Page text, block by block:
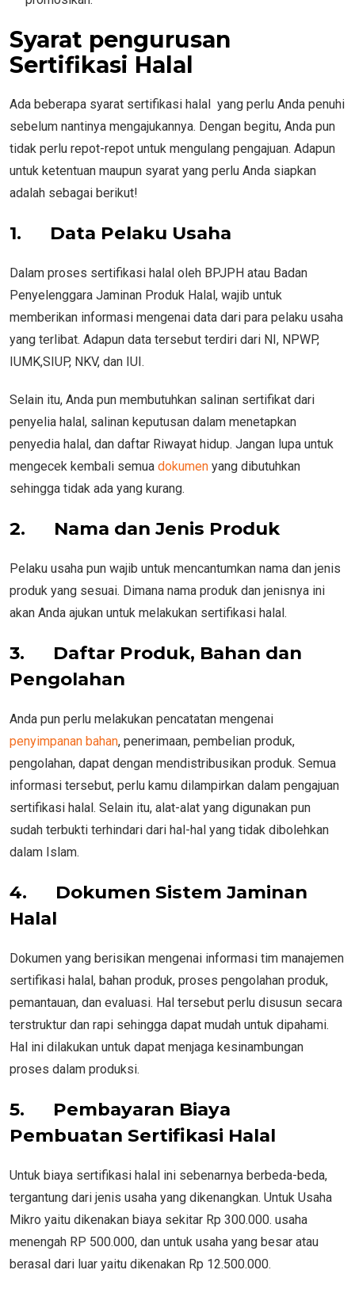
Syarat pengurusan
Sertifikasi Halal
Ada beberapa syarat sertifikasi halal yang perlu Anda penuhi
sebelum nantinya mengajukannya. Dengan begitu, Anda pun
tidak perlu repot-repot untuk mengulang pengajuan. Adapun
untuk ketentuan maupun syarat yang perlu Anda siapkan
adalah sebagai berikut!
1. Data Pelaku Usaha
Dalam proses sertifikasi halal oleh BPJPH atau Badan
Penyelenggara Jaminan Produk Halal, wajib untuk
memberikan informasi mengenai data dari para pelaku usaha
yang terlibat. Adapun data tersebut terdiri dari NI, NPWP,
IUMK,SIUP, NKV, dan IUI.
Selain itu, Anda pun membutuhkan salinan sertifikat dari
penyelia halal, salinan keputusan dalam menetapkan
penyedia halal, dan daftar Riwayat hidup. Jangan lupa untuk
mengecek kembali semua dokumen yang dibutuhkan
sehingga tidak ada yang kurang.
2. Nama dan Jenis Produk
Pelaku usaha pun wajib untuk mencantumkan nama dan jenis
produk yang sesuai. Dimana nama produk dan jenisnya ini
akan Anda ajukan untuk melakukan sertifikasi halal.
3.
Daftar Produk, Bahan dan
Pengolahan
Anda pun perlu melakukan pencatatan mengenai
penyimpanan bahan, penerimaan, pembelian produk,
pengolahan, dapat dengan mendistribusikan produk. Semua
informasi tersebut, perlu kamu dilampirkan dalam pengajuan
sertifikasi halal. Selain itu, alat-alat yang digunakan pun
sudah terbukti terhindari dari hal-hal yang tidak dibolehkan
dalam Islam.
4.
Dokumen Sistem Jaminan
Halal
Dokumen yang berisikan mengenai informasi tim manajemen
sertifikasi halal, bahan produk, proses pengolahan produk,
pemantauan, dan evaluasi. Hal tersebut perlu disusun secara
terstruktur dan rapi sehingga dapat mudah untuk dipahami.
Hal ini dilakukan untuk dapat menjaga kesinambungan
proses dalam produksi.
5.
Pembayaran Biaya
Pembuatan Sertifikasi Halal
Untuk biaya sertifikasi halal ini sebenarnya berbeda-beda,
tergantung dari jenis usaha yang dikenangkan. Untuk Usaha
Mikro yaitu dikenakan biaya sekitar Rp 300.000. usaha
menengah RP 500.000, dan untuk usaha yang besar atau
berasal dari luar yaitu dikenakan Rp 12.500.000.